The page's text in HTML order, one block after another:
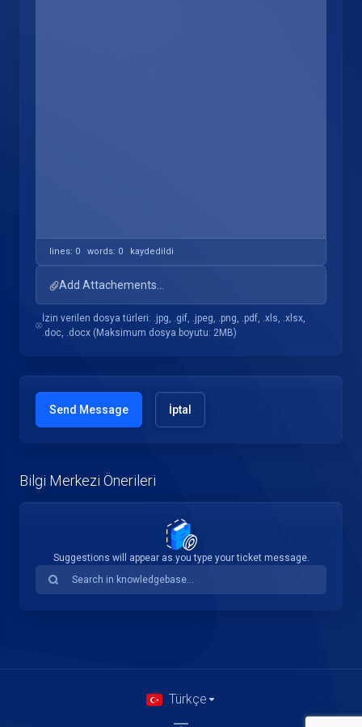
Bilgi Merkezi Önerileri
Suggestions will appear as you type your ticket message.
lines: 0 words: 0 kaydedildi
Add Attachements...
İzin verilen dosya türleri: .jpg, .gif, .jpeg, .png, .pdf, .xls, .xlsx,
.doc, .docx (Maksimum dosya boyutu: 2MB)
İptal
Türkçe